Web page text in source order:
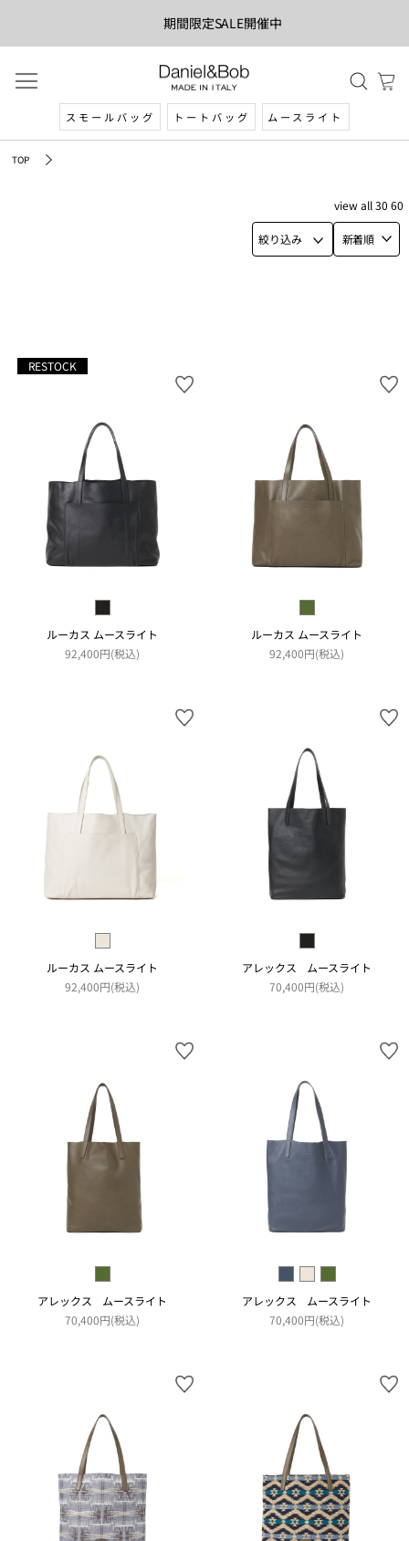
期間限定SALE開催中
スモールバッグ トートバッグ ムースライト
TOP
絞り込み 新着順
viewall30 60
RESTOCK
ルーカス ムースライト
92,400円(税込)
ルーカス ムースライト
92,400円(税込)
ルーカス ムースライト
92,400円(税込)
アレックス ムースライト
70,400円(税込)
アレックス ムースライト
70,400円(税込)
アレックス ムースライト
70,400円(税込)